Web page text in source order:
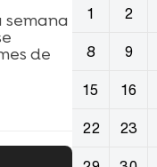
semana
de
1
2
8
9
15
16
22
23